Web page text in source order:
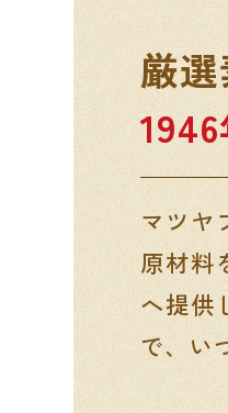
厳
マツヤ
原材料
へ提供
で、い